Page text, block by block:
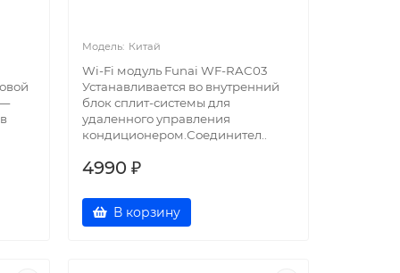
—
Китай
Wi-Fi модуль Funai WF-RAC03
Устанавливается во внутренний
блок сплит-системы для
удаленного управления
кондиционером.Соединител..
4990 ₽
В корзину